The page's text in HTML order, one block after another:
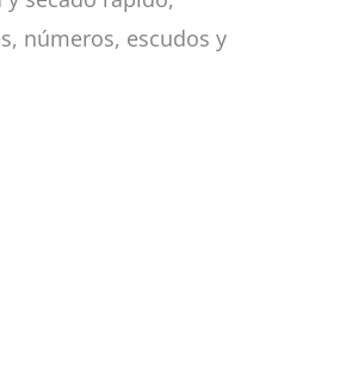
números, escudos y